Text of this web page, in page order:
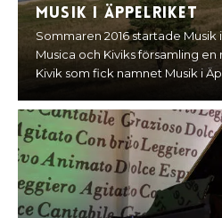
Musik i Äppelriket
Sommaren 2016 startade Musik
Musica och Kiviks församling
Kivik som fick namnet Musik i